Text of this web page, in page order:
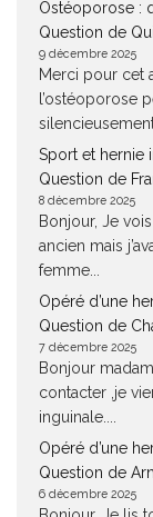
Ostéoporose :
Question de
9 décembre 2025
Merci pour cet
l’ostéoporose
silencieusement,
Sport et hernie
Question de
8 décembre 2025
Bonjour, Je
ancien mais
femme...
Opéré d’une
Question de
7 décembre 2025
Bonjour
contacter ,je
inguinale....
Opéré d’une
Question de
6 décembre 2025